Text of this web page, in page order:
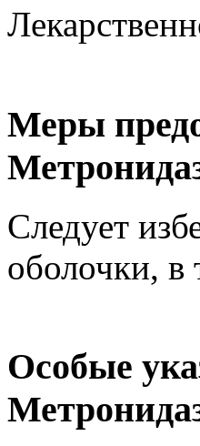
Меры
Следует
оболочки, в
Особые